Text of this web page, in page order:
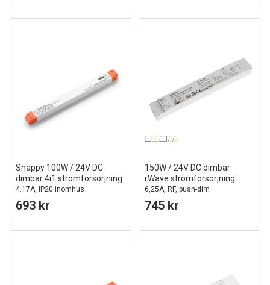
Snappy 100W / 24V DC
dimbar 4i1 strömförsörjning
4.17A, IP20 inomhus
693 kr
150W / 24V DC dimbar
rWave strömförsörjning
6,25A, RF, push-dim
745 kr